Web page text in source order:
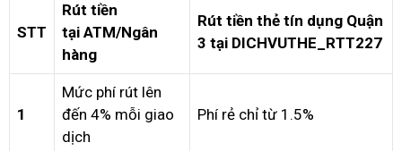
STT
Rút tiền
tại ATM/Ngân
hàng
Rút tiền thẻ tín dụng Quận
3 tại DICHVUTHE_RTT227
1
Mức phí rút lên
đến 4% mỗi giao
dịch
Phí rẻ chỉ từ 1.5%